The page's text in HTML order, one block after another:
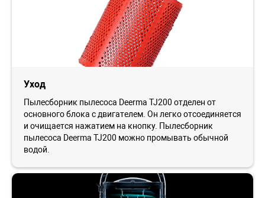
Уход
Пылесборник пылесоса Deerma TJ200 отделен от
основного блока с двигателем. Он легко отсоединяется
и очищается нажатием на кнопку. Пылесборник
пылесоса Deerma TJ200 можно промывать обычной
водой.